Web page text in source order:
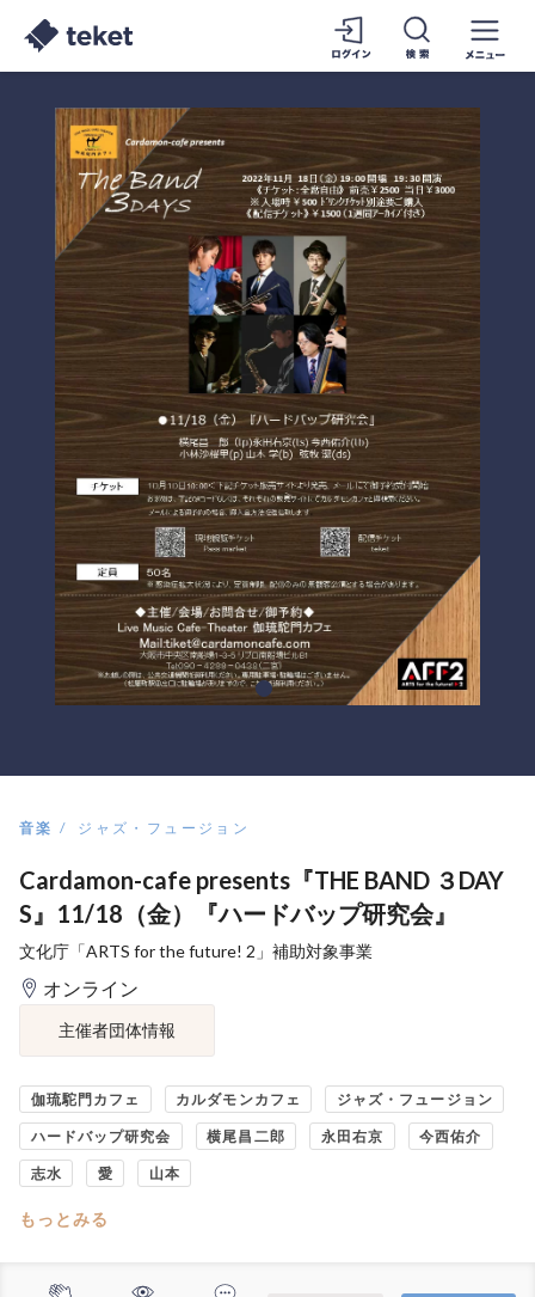
音楽 ジャズ・フュージョン
Cardamon-cafe presents『THE BAND ３DAY
S』11/18（金）『ハードバップ研究会』
文化庁「ARTS for the future! 2」補助対象事業
オンライン
主催者団体情報
伽琉駝門カフェ カルダモンカフェ ジャズ・フュージョン
ハードバップ研究会 横尾昌二郎 永田右京 今西佑介
志水 愛 山本
もっとみる